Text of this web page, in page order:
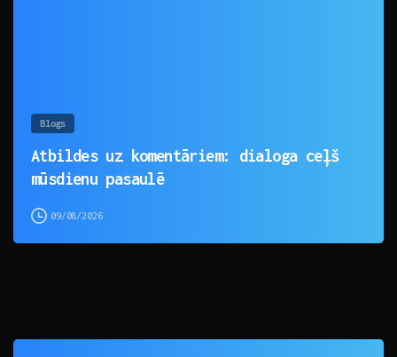
Blogs
Atbildes uz komentāriem: dialoga ceļš
mūsdienu pasaulē
09/08/2026